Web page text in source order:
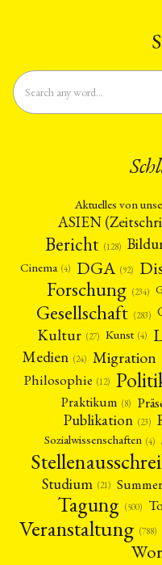
Aktuelles von
ASIEN
Bericht (128)
Cinema (4) DGA (92)
Forschung (234)
Gesellschaft (283)
Kultur (27) Kunst (4)
Medien (24) Migration
Philosophie (12)
Praktikum (8)
Publikation (23)
Sozialwissenschaften (4)
Studium (21)
Tagung (500)
Veranstaltung (788)